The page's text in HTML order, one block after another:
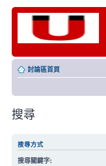
討論區首頁
搜尋
搜尋方式
搜尋關鍵字: